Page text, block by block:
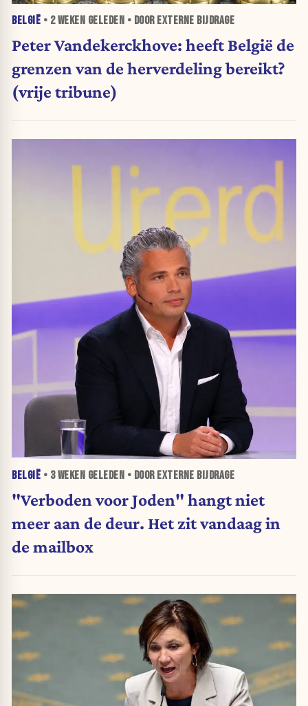
BELGIË • 2 WEKEN GELEDEN • DOOR EXTERNE BIJDRAGE
Peter Vandekerckhove: heeft België de
grenzen van de herverdeling bereikt?
(vrije tribune)
BELGIË • 3 WEKEN GELEDEN • DOOR EXTERNE BIJDRAGE
"Verboden voor Joden" hangt niet
meer aan de deur. Het zit vandaag in
de mailbox